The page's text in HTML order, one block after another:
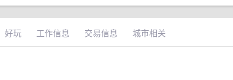
好玩 工作信息 交易信息 城市相关